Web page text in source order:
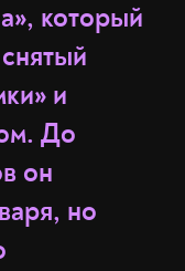
который
и
До
он
но